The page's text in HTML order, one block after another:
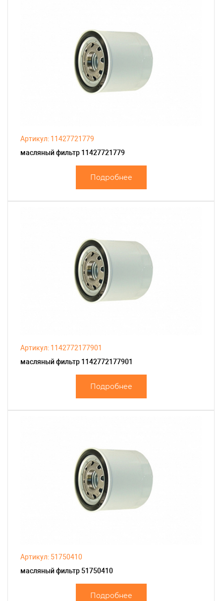
Артикул: 11427721779
масляный фильтр 11427721779
Подробнее
Артикул: 1142772177901
масляный фильтр 1142772177901
Подробнее
Артикул: 51750410
масляный фильтр 51750410
Подробнее